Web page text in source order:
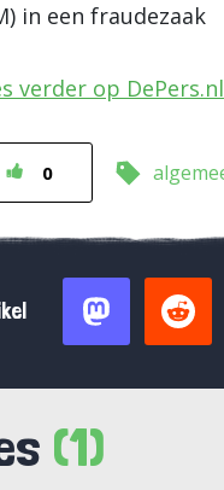
in een fraudezaak
verder op DePers.nl
0
(1)